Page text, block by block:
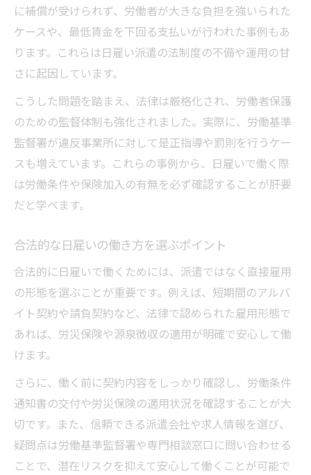
に補償が受けられず、労働者が大きな負担を強いられた
ケースや、最低賃金を下回る支払いが行われた事例もあ
ります。これらは日雇い派遣の法制度の不備や運用の甘
さに起因しています。
こうした問題を踏まえ、法律は厳格化され、労働者保護
のための監督体制も強化されました。実際に、労働基準
監督署が違反事業所に対して是正指導や罰則を行うケー
スも増えています。これらの事例から、日雇いで働く際
は労働条件や保険加入の有無を必ず確認することが肝要
だと学べます。
合法的な日雇いの働き方を選ぶポイント
合法的に日雇いで働くためには、派遣ではなく直接雇用
の形態を選ぶことが重要です。例えば、短期間のアルバ
イト契約や請負契約など、法律で認められた雇用形態で
あれば、労災保険や源泉徴収の適用が明確で安心して働
けます。
さらに、働く前に契約内容をしっかり確認し、労働条件
通知書の交付や労災保険の適用状況を確認することが大
切です。また、信頼できる派遣会社や求人情報を選び、
疑問点は労働基準監督署や専門相談窓口に問い合わせる
ことで、潜在リスクを抑えて安心して働くことが可能で